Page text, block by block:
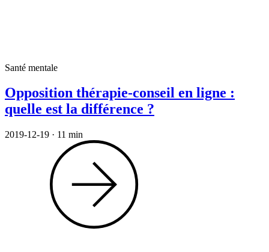
Santé mentale
Opposition thérapie-conseil en ligne :
quelle est la différence ?
2019-12-19 · 11 min